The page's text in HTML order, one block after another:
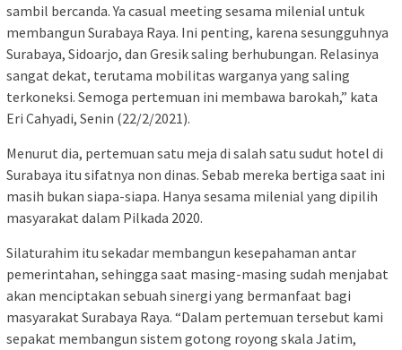
sambil bercanda. Ya casual meeting sesama milenial untuk
membangun Surabaya Raya. Ini penting, karena sesungguhnya
Surabaya, Sidoarjo, dan Gresik saling berhubungan. Relasinya
sangat dekat, terutama mobilitas warganya yang saling
terkoneksi. Semoga pertemuan ini membawa barokah,” kata
Eri Cahyadi, Senin (22/2/2021).
Menurut dia, pertemuan satu meja di salah satu sudut hotel di
Surabaya itu sifatnya non dinas. Sebab mereka bertiga saat ini
masih bukan siapa-siapa. Hanya sesama milenial yang dipilih
masyarakat dalam Pilkada 2020.
Silaturahim itu sekadar membangun kesepahaman antar
pemerintahan, sehingga saat masing-masing sudah menjabat
akan menciptakan sebuah sinergi yang bermanfaat bagi
masyarakat Surabaya Raya. “Dalam pertemuan tersebut kami
sepakat membangun sistem gotong royong skala Jatim,